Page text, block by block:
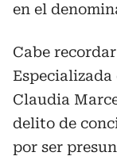
en el
Cabe
Claudia
delito de
por ser